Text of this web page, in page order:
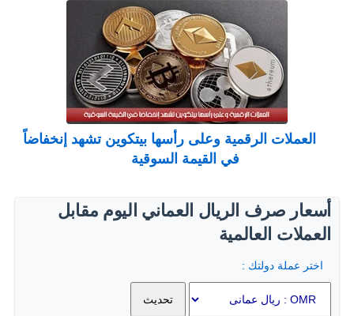
العملات الرقمية وعلى رأسها بيتكوين تشهد إنخفاضاً
في القيمة السوقية
أسعار صرف الريال العماني اليوم مقابل
العملات العالمية
اختر عملة دولتك :